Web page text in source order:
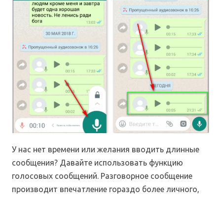
У нас нет времени или желания вводить длинные
сообщения? Давайте использовать функцию
голосовых сообщений. Разговорное сообщение
производит впечатление гораздо более личного,